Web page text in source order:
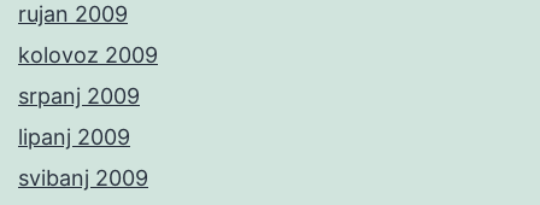
rujan 2009
kolovoz 2009
srpanj 2009
lipanj 2009
svibanj 2009